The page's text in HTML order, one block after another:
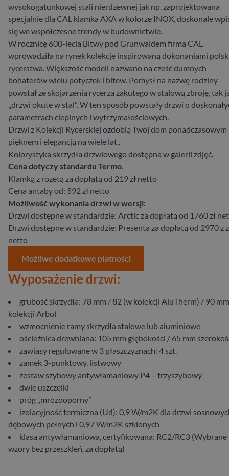
wysokogatunkowej stali nierdzewnej jak np. zaprojektowana
specjalnie dla CAL klamka AXA w kolorze INOX, doskonale
się we współczesne trendy w budownictwie.
W rocznicę 600-lecia Bitwy pod Grunwaldem firma CAL
wprowadziła na rynek kolekcje inspirowaną dokonaniami
rycerstwa. Większość modeli nazwano na cześć dumnych
bohaterów wielu potyczek i bitew. Pomysł na nazwę rodziny
powstał ze skojarzenia rycerza zakutego w stalową zbroję, tak
„drzwi okute w stal”. W ten sposób powstały drzwi o
parametrach cieplnych i wytrzymałościowych.
Drzwi z Kolekcji Rycerskiej ozdobią Twój dom ponadczasowym
pięknem i elegancją na wiele lat..
Kolorystyka skrzydła drzwiowego dostępna w galerii zdjęć.
Cena dotyczy standardu Termo.
Klamką z rozetą za dopłatą od 219 zł netto
Cena antaby od: 592 zł netto
Możliwość wykonania drzwi w wersji:
Drzwi dostępne w standardzie: Arctic za dopłatą od 1760 zł
Drzwi dostępne w standardzie: Presenta za dopłatą od 2970 z
netto
Możliwe dodatkowe płatności
Wyposażenie drzwi:
grubość skrzydła: 78 mm / 82 (w kolekcji AluTherm) / 90
kolekcji Arbo)
wzmocnienie ramy skrzydła stalowe lub aluminiowe
ościeżnica drewniana: 105 mm głębokości / 65 mm
zawiasy regulowane w 3 płaszczyznach: 4 szt.
zamek 3-punktowy, listwowy
zestaw szybowy antywłamaniowy P4 – trzyszybowy
dwie uszczelki
próg „mrozooporny”
izolacyjność termiczna (Ud): 0,9 W/m2K dla drzwi
dębowych pełnych i 0,97 W/m2K szklonych
klasa antywłamaniowa, certyfikowana: RC2/RC3 (Wybrane
wzory bez przeszkleń, za dopłatą)